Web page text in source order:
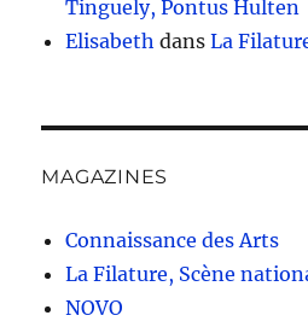
Tinguely, Pontus Hulten
Elisabeth dansLa
MAGAZINES
Connaissance des Arts
La Filature, Scène
NOVO